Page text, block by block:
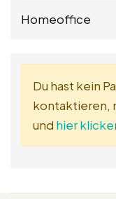
Homeoffice
Du hast kein
kontaktieren,
und hier